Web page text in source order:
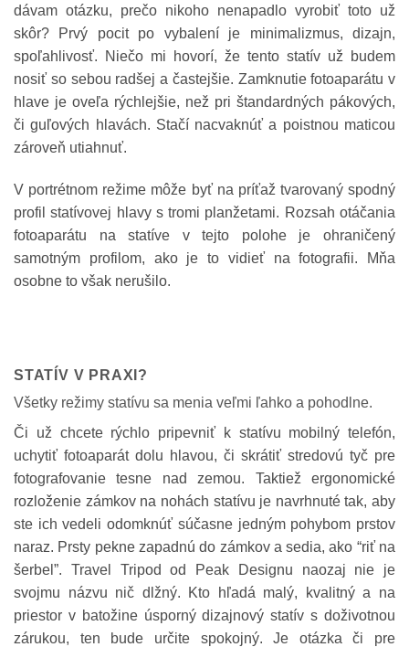
dávam otázku, prečo nikoho nenapadlo vyrobiť toto už
skôr? Prvý pocit po vybalení je minimalizmus, dizajn,
spoľahlivosť. Niečo mi hovorí, že tento statív už budem
nosiť so sebou radšej a častejšie. Zamknutie fotoaparátu v
hlave je oveľa rýchlejšie, než pri štandardných pákových,
či guľových hlavách. Stačí nacvaknúť a poistnou maticou
zároveň utiahnuť.
V portrétnom režime môže byť na príťaž tvarovaný spodný
profil statívovej hlavy s tromi planžetami. Rozsah otáčania
fotoaparátu na statíve v tejto polohe je ohraničený
samotným profilom, ako je to vidieť na fotografii. Mňa
osobne to však nerušilo.
STATÍV V PRAXI?
Všetky režimy statívu sa menia veľmi ľahko a pohodlne.
Či už chcete rýchlo pripevniť k statívu mobilný telefón,
uchytiť fotoaparát dolu hlavou, či skrátiť stredovú tyč pre
fotografovanie tesne nad zemou. Taktiež ergonomické
rozloženie zámkov na nohách statívu je navrhnuté tak, aby
ste ich vedeli odomknúť súčasne jedným pohybom prstov
naraz. Prsty pekne zapadnú do zámkov a sedia, ako “riť na
šerbel”. Travel Tripod od Peak Designu naozaj nie je
svojmu názvu nič dlžný. Kto hľadá malý, kvalitný a na
priestor v batožine úsporný dizajnový statív s doživotnou
zárukou, ten bude určite spokojný. Je otázka či pre